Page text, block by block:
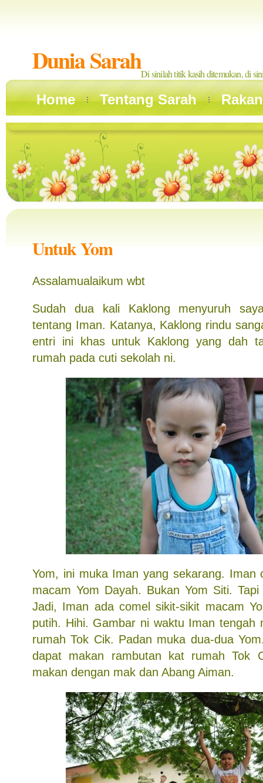
Dunia SarahDi sinilah titik kasih ditemukan, di
Home Tentang Sarah
Untuk Yom
Assalamualaikum wbt
Sudah dua kali Kaklong menyuruh
tentang Iman. Katanya, Kaklong rindu
entri ini khas untuk Kaklong yang dah
rumah pada cuti sekolah ni.
Yom, ini muka Iman yang sekarang. Iman
macam Yom Dayah. Bukan Yom Siti.
Jadi, Iman ada comel sikit-sikit macam
putih. Hihi. Gambar ni waktu Iman tengah
rumah Tok Cik. Padan muka dua-dua
dapat makan rambutan kat rumah Tok
makan dengan mak dan Abang Aiman.